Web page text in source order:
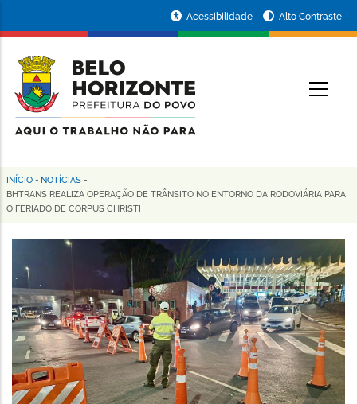
conteúdo
principal
da
Prefeitura
de
Horizonte
Acessibilidade Alto Contraste
Trilha
de
navegação
INÍCIO - NOTÍCIAS -
BHTRANS REALIZA OPERAÇÃO DE TRÂNSITO NO ENTORNO DA RODOVIÁRIA PARA
O FERIADO DE CORPUS CHRISTI